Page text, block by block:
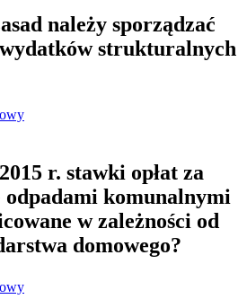
należy sporządzać
strukturalnych
r. stawki opłat za
odpadami komunalnymi
w zależności od
domowego?